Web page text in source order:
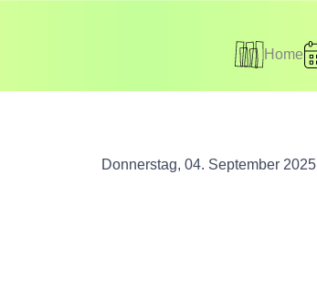
Home
Donnerstag, 04. September 2025